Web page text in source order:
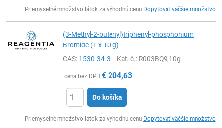
Priemyselné množstvo látok za výhodnú cenu Dopytovať väčšie množstvo
(3-Methyl-2-butenyl)triphenyl-phosphonium
Bromide (1 x 10 g)
CAS: 1530-34-3 Kat. č.: R003BQ9,10g
cena bez DPH € 204,63
Do košíka
Priemyselné množstvo látok za výhodnú cenu Dopytovať väčšie množstvo